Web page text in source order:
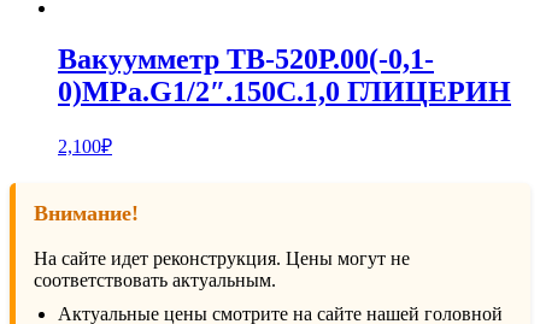
Вакуумметр ТВ-520Р.00(-0,1-
0)MPa.G1/2″.150С.1,0 ГЛИЦЕРИН
2,100₽
Внимание!
На сайте идет реконструкция. Цены могут не
соответствовать актуальным.
Актуальные цены смотрите на сайте нашей головной